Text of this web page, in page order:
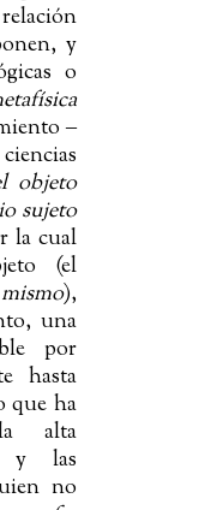
y
o
‒
objeto
sujeto
la cual
(el
),
una
por
hasta
que ha
alta
y las
no